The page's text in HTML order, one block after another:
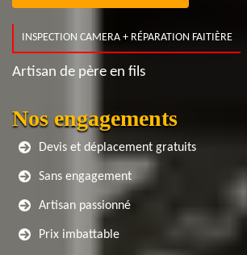
INSPECTION CAMERA + RÉPARATION FAITIÈRE
Artisan de père en fils
Nos engagements
Devis et déplacement gratuits
Sans engagement
Artisan passionné
Prix imbattable